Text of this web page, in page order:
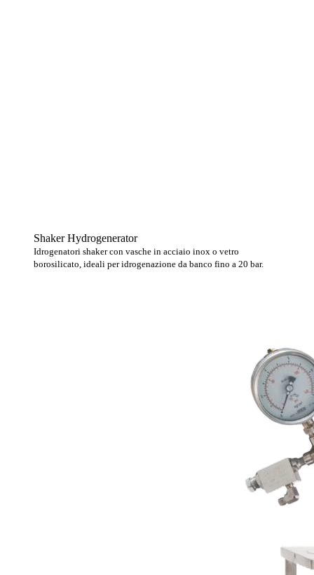
Shaker Hydrogenerator
Idrogenatori shaker con vasche in acciaio inox o vetro
borosilicato, ideali per idrogenazione da banco fino a 20 bar.